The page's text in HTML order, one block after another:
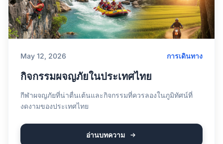
May 12, 2026 การเดินทาง
กิจกรรมผจญภัยในประเทศไทย
กีฬาผจญภัยที่น่าตื่นเต้นและกิจกรรมที่ควรลองในภูมิทัศน์ที่
งดงามของประเทศไทย
อ่านบทความ